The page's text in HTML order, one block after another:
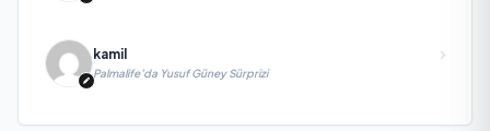
kamil
Palmalife’da Yusuf Güney Sürprizi